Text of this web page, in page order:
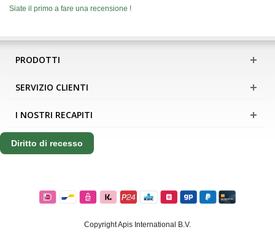
Siate il primo a fare una recensione !
PRODOTTI
SERVIZIO CLIENTI
I NOSTRI RECAPITI
Diritto di recesso
Copyright Apis International B.V.